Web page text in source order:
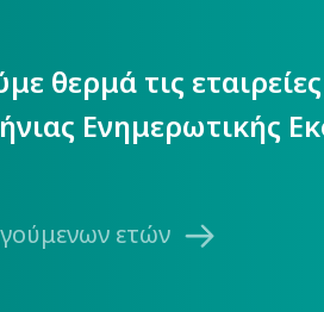
θερμά τις
Ενημερωτικής
ετών